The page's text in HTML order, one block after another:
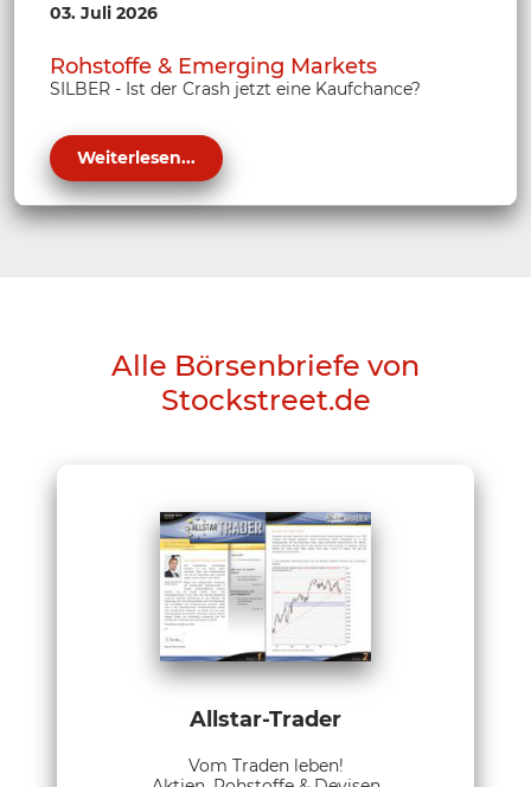
03. Juli 2026
Rohstoffe & Emerging Markets
SILBER - Ist der Crash jetzt eine Kaufchance?
Weiterlesen...
Alle Börsenbriefe von
Stockstreet.de
Allstar-Trader
Vom Traden leben!